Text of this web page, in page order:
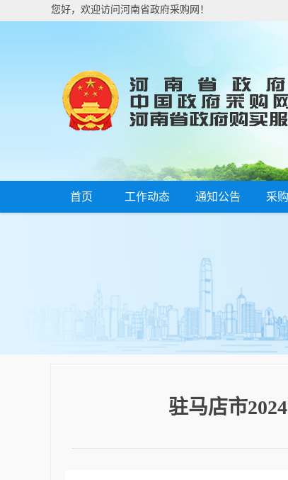
您好，欢迎访问河南省政府采购网！
首页 工作动态 通知公告 采
驻马店市